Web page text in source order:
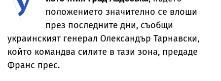
положението значително се влоши
през последните дни, съобщи
украинският генерал Олександър Тарнавски,
който командва силите в тази зона, предаде
Франс прес.